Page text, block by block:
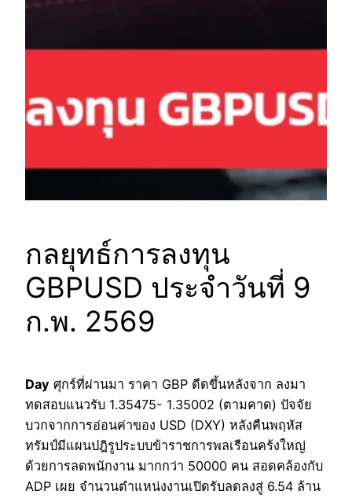
กลยุทธ์การลงทุน
GBPUSD ประจำวันที่ 9
ก.พ. 2569
Day ศุกร์ที่ผ่านมา ราคา GBP ดีดขึ้นหลังจาก ลงมา
ทดสอบแนวรับ 1.35475- 1.35002 (ตามคาด) ปัจจัย
บวกจากการอ่อนค่าของ USD (DXY) หลังคืนพฤหัส
ทรัมป์มีแผนปฎิรูประบบข้าราชการพลเรือนคร้งใหญ่
ด้วยการลดพนักงาน มากกว่า 50000 คน สอดคล้องกับ
ADP เผย จำนวนตำแหน่งงานเปิดรับลดลงสู่ 6.54 ล้าน